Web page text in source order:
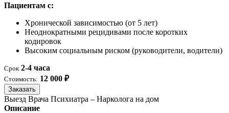
Пациентам с:
Хронической зависимостью (от 5 лет)
Неоднократными рецидивами после коротких
кодировок
Высоким социальным риском (руководители, водители)
Срок 2-4 часа
Стоимость: 12 000 ₽
Заказать
Выезд Врача Психиатра – Нарколога на дом
Описание